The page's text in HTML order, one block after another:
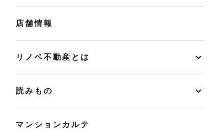
店舗情報
リノベ不動産とは
読みもの
マンションカルテ